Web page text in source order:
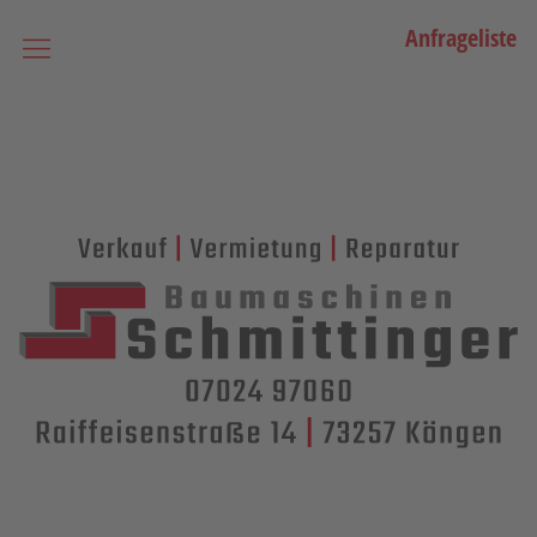
Anfrageliste
Bagger
Lader / Planiermaschinen
Lasergesteuerte Maschinen
Teleskopmaschinen
Miniraupenkrane